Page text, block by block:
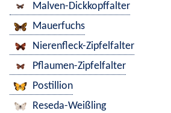
Malven-Dickkopffalter
Mauerfuchs
Nierenfleck-Zipfelfalter
Pflaumen-Zipfelfalter
Postillion
Reseda-Weißling